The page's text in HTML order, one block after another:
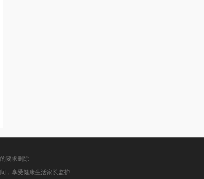
要求删除
，享受健康生活家长监护